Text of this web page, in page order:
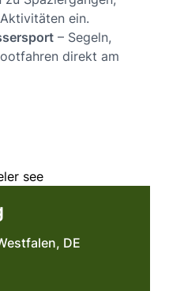
ein.
– Segeln,
direkt am
DE